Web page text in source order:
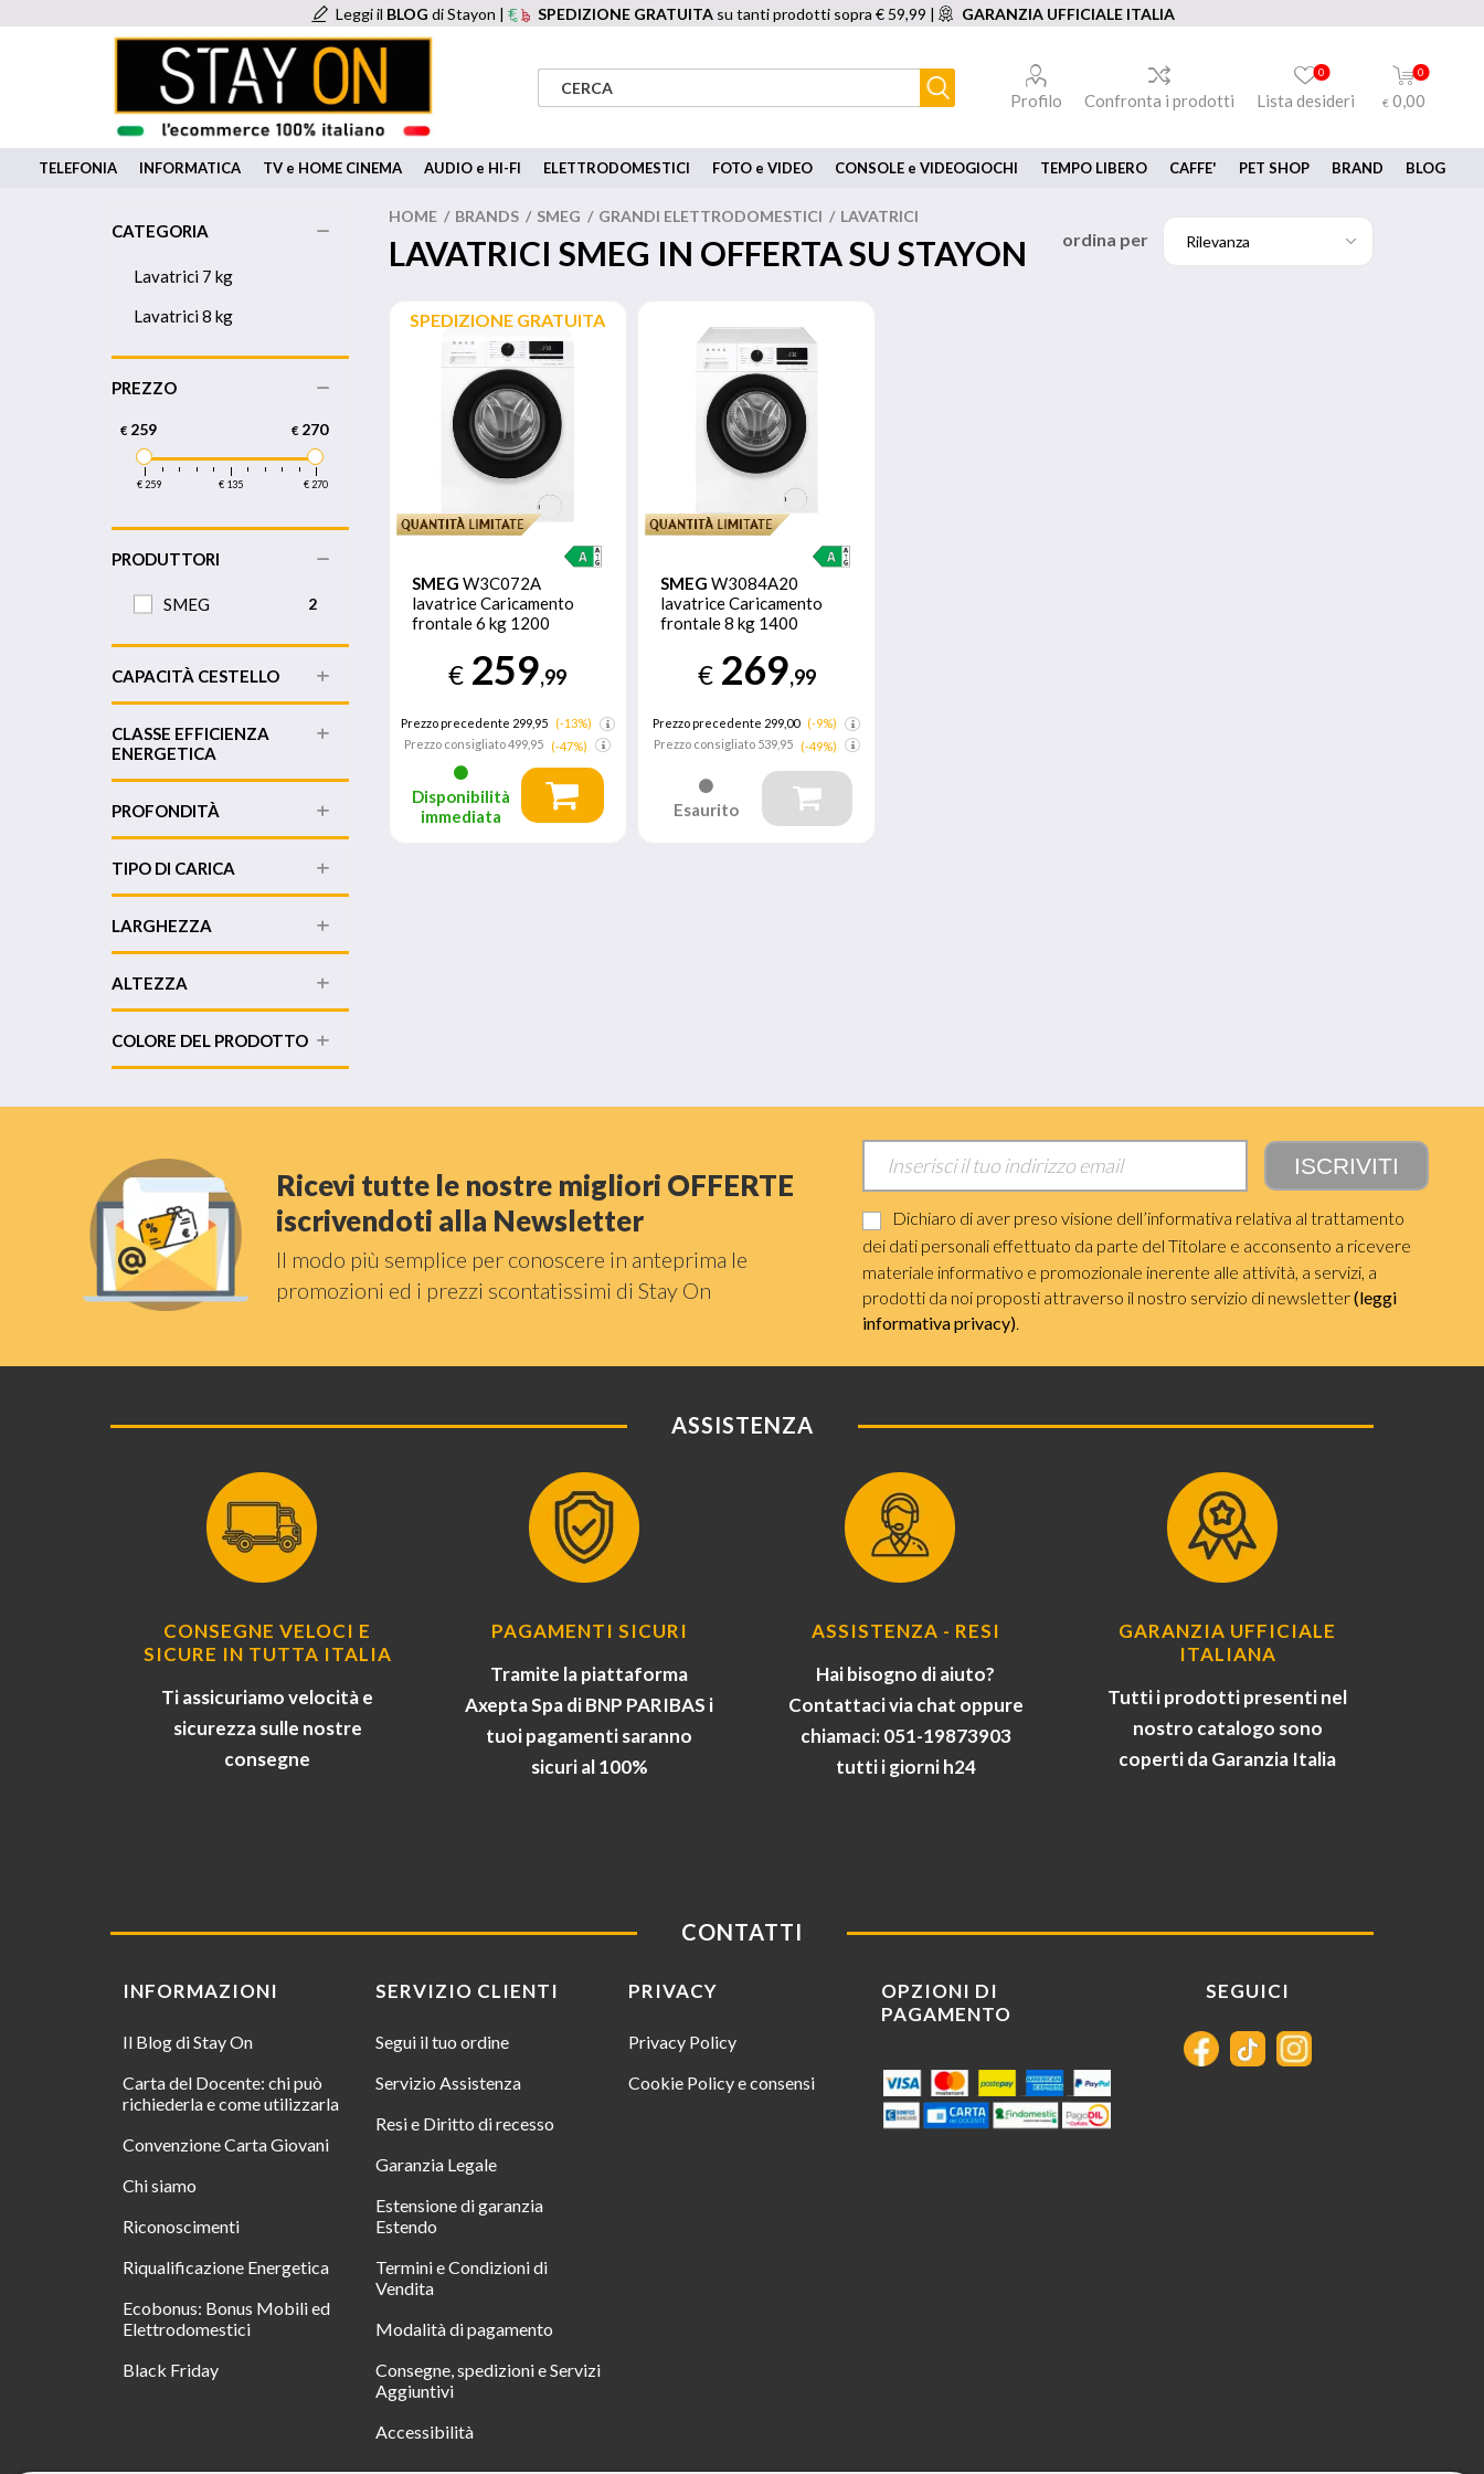
Leggi il BLOG di Stayon | SPEDIZIONE GRATUITA su tanti prodotti sopra € 59,99 | GARANZIA UFFICIALE ITALIA
Profilo Confronta i prodotti Lista desideri
0 0
€ 0,00
TELEFONIA INFORMATICA TV e HOME CINEMA AUDIO e HI-FI ELETTRODOMESTICI FOTO e VIDEO CONSOLE e VIDEOGIOCHI TEMPO LIBERO CAFFE' PET SHOP BRAND BLOG
HOME / BRANDS / SMEG / GRANDI ELETTRODOMESTICI / LAVATRICI
LAVATRICI SMEG IN OFFERTA SU STAYON ordina per
SPEDIZIONE GRATUITA
SMEG W3C072A
lavatrice Caricamento
frontale 6 kg 1200
€ 259,99
Prezzo precedente 299,95
(-13%)
Prezzo consigliato499,95 (-47%)
Disponibilità
immediata
SMEG W3084A20
lavatrice Caricamento
frontale 8 kg 1400
€ 269,99
Prezzo precedente 299,00 (-9%)
Prezzo consigliato539,95 (-49%)
Esaurito
CATEGORIA
Lavatrici 7 kg
Lavatrici 8 kg
PREZZO
€ 259 € 135 € 270
€259 €270
PRODUTTORI
SMEG 2
CAPACITÀ CESTELLO
CLASSE EFFICIENZA
ENERGETICA
PROFONDITÀ
TIPO DI CARICA
LARGHEZZA
ALTEZZA
COLORE DEL PRODOTTO
Ricevi tutte le nostre migliori OFFERTE
iscrivendoti alla Newsletter
Il modo più semplice per conoscere in anteprima le
promozioni ed i prezzi scontatissimi di Stay On
Dichiaro di aver preso visione dell’informativa relativa al trattamento
dei dati personali effettuato da parte del Titolare e acconsento a ricevere
materiale informativo e promozionale inerente alle attività, a servizi, a
prodotti da noi proposti attraverso il nostro servizio di newsletter(leggi
informativa privacy).
ASSISTENZA
CONSEGNE VELOCI E
SICURE IN TUTTA ITALIA
Ti assicuriamo velocità e
sicurezza sulle nostre
consegne
PAGAMENTI SICURI
Tramite la piattaforma
Axepta Spa di BNP PARIBAS i
tuoi pagamenti saranno
sicuri al 100%
ASSISTENZA - RESI
Hai bisogno di aiuto?
Contattaci via chat oppure
chiamaci: 051-19873903
tutti i giorni h24
GARANZIA UFFICIALE
ITALIANA
Tutti i prodotti presenti nel
nostro catalogo sono
coperti da Garanzia Italia
CONTATTI
INFORMAZIONI
Il Blog di Stay On
Carta del Docente: chi può
richiederla e come utilizzarla
Convenzione Carta Giovani
Chi siamo
Riconoscimenti
Riqualificazione Energetica
Ecobonus: Bonus Mobili ed
Elettrodomestici
Black Friday
SERVIZIO CLIENTI
Segui il tuo ordine
Servizio Assistenza
Resi e Diritto di recesso
Garanzia Legale
Estensione di garanzia
Estendo
Termini e Condizioni di
Vendita
Modalità di pagamento
Consegne, spedizioni e Servizi
Aggiuntivi
Accessibilità
PRIVACY
Privacy Policy
Cookie Policy e consensi
OPZIONI DI
PAGAMENTO
SEGUICI